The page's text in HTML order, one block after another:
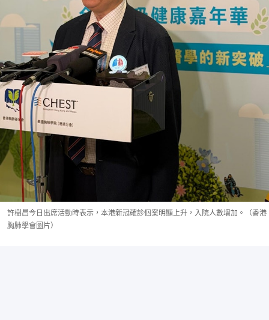
許樹昌今日出席活動時表示，本港新冠確診個案明顯上升，入院人數增加。（香港
胸肺學會圖片）